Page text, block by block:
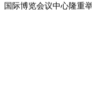
国际博览会议中心隆重